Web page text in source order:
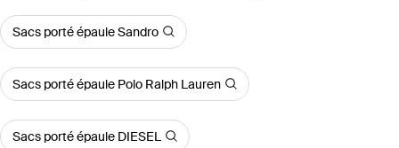
Sacs porté épaule Sandro
Sacs porté épaule Polo Ralph Lauren
Sacs porté épaule DIESEL